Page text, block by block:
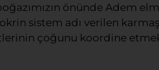
önünde Adem
sistem adı verilen
çoğunu koordine